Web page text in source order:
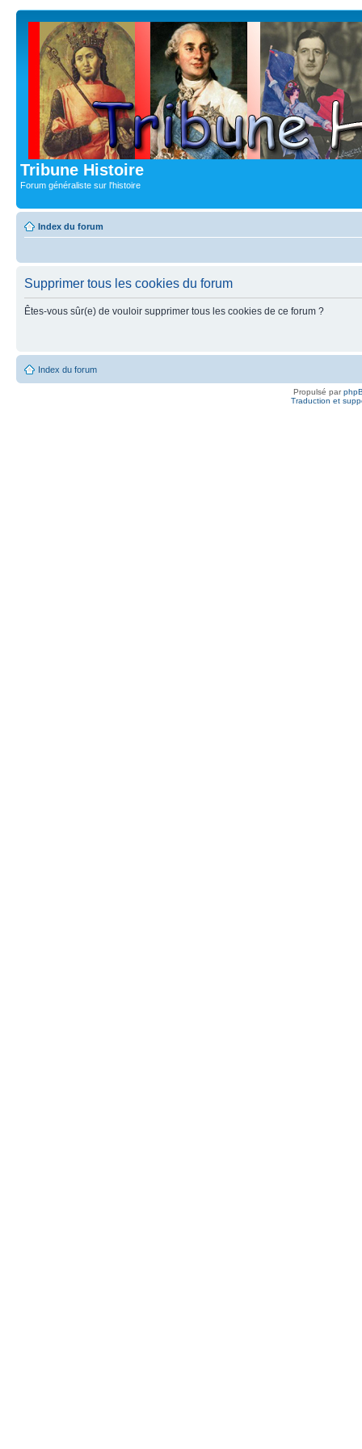
Tribune Histoire
Forum généraliste sur l'histoire
Index du forum
Supprimer tous les cookies du forum
Êtes-vous sûr(e) de vouloir supprimer tous les cookies de ce forum ?
Index du forum
Propulsé par
Traduction et